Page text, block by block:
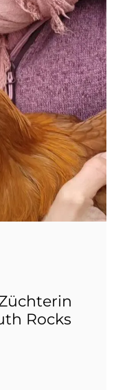
Rocks